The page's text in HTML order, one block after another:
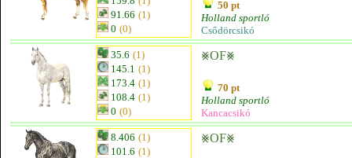
91.66 (1)
0 (0)
50 pt
Holland sportló
Csődörcsikó
35.6 (1)
145.1 (1)
173.4 (1)
108.4 (1)
0 (0)
⨳OF⨳
70 pt
Holland sportló
Kancacsikó
8.406 (1)
101.6 (1)
⨳OF⨳